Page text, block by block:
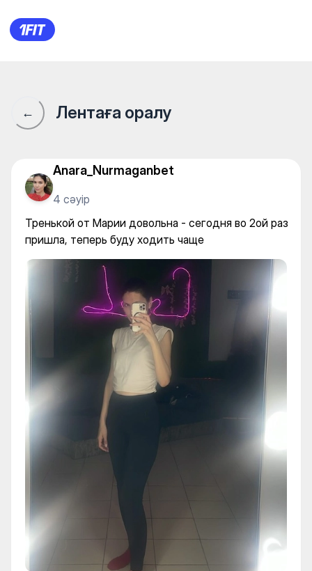
COOL DANCE STUDIO —
← Лентаға оралу
Anara_Nurmaganbet
4 сәуір
Тренькой от Марии довольна - сегодня во 2ой раз
пришла, теперь буду ходить чаще